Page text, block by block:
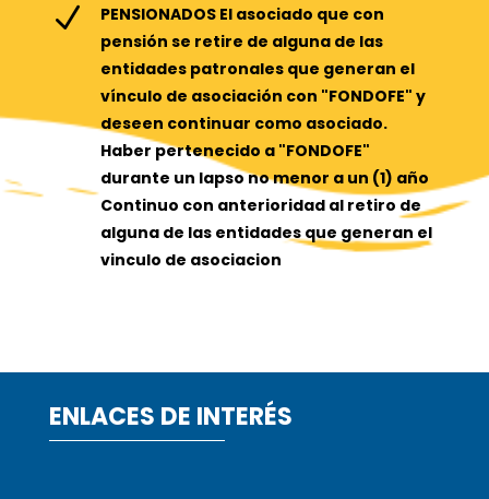
N
PENSIONADOS El asociado que con
pensión se retire de alguna de las
entidades patronales que generan el
vínculo de asociación con "FONDOFE" y
deseen continuar como asociado.
Haber pertenecido a "FONDOFE"
durante un lapso no menor a un (1) año
Continuo con anterioridad al retiro de
alguna de las entidades que generan el
vinculo de asociacion
ENLACES DE INTERÉS